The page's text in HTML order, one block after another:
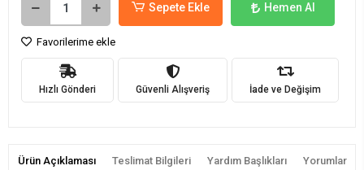
Sepete Ekle Hemen Al
Favorilerime ekle
Hızlı Gönderi Güvenli Alışveriş İade ve Değişim
Ürün Açıklaması Teslimat Bilgileri Yardım Başlıkları Yorumlar